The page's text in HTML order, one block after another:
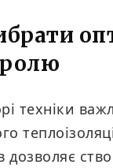
техніки
дозволяє